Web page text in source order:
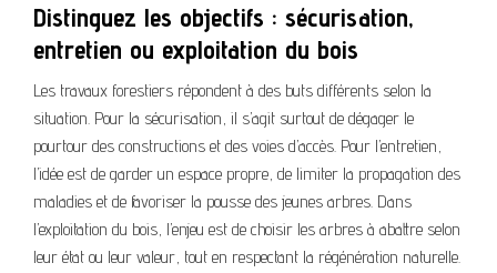
Distinguez les objectifs : sécurisation,
entretien ou exploitation du bois
Les travaux forestiers répondent à des buts différents selon la
situation. Pour la sécurisation, il s’agit surtout de dégager le
pourtour des constructions et des voies d’accès. Pour l’entretien,
l’idée est de garder un espace propre, de limiter la propagation des
maladies et de favoriser la pousse des jeunes arbres. Dans
l’exploitation du bois, l’enjeu est de choisir les arbres à abattre selon
leur état ou leur valeur, tout en respectant la régénération naturelle.